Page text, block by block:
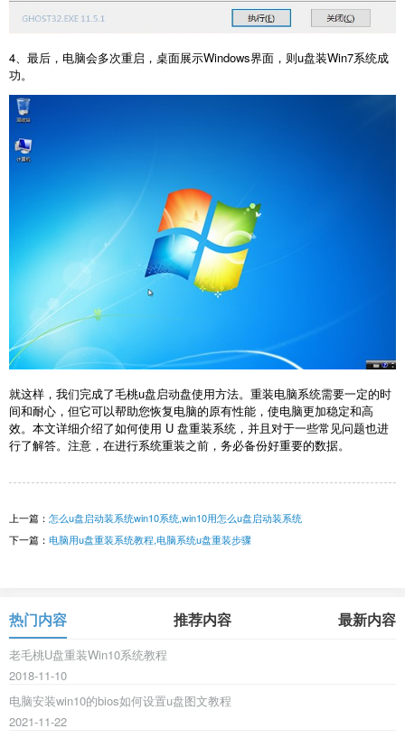
4、最后，电脑会多次重启，桌面展示Windows界面，则u盘装Win7系统成
功。
就这样，我们完成了毛桃u盘启动盘使用方法。重装电脑系统需要一定的时
间和耐心，但它可以帮助您恢复电脑的原有性能，使电脑更加稳定和高
效。本文详细介绍了如何使用 U 盘重装系统，并且对于一些常见问题也进
行了解答。注意，在进行系统重装之前，务必备份好重要的数据。
上一篇： 怎么u盘启动装系统win10系统,win10用怎么u盘启动装系统
下一篇： 电脑用u盘重装系统教程,电脑系统u盘重装步骤
热门内容 推荐内容 最新内容
老毛桃U盘重装Win10系统教程
2018-11-10
电脑安装win10的bios如何设置u盘图文教程
2021-11-22